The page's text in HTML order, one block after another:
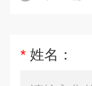
* 姓名：